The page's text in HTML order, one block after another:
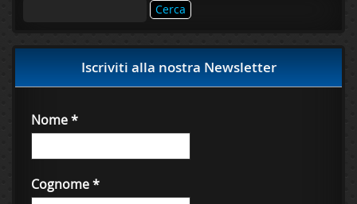
Iscriviti alla nostra Newsletter
Nome*
Cognome*